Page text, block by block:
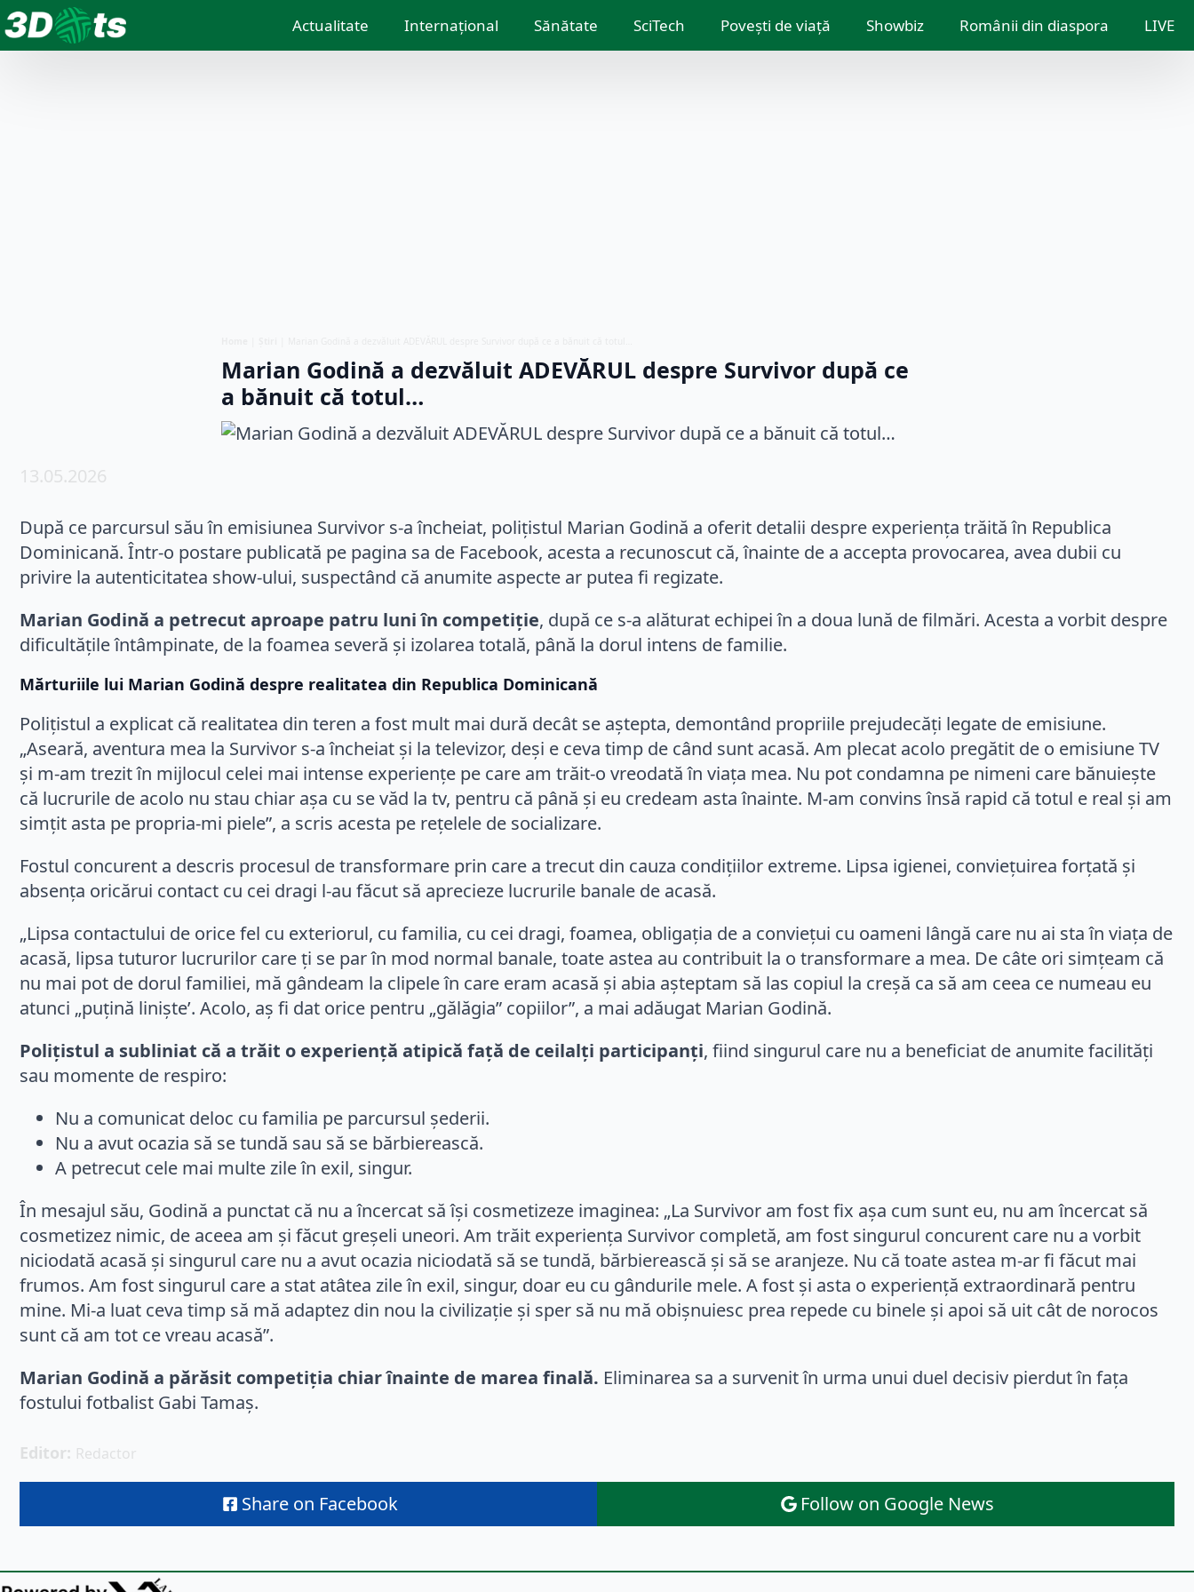
Actualitate Internațional Sănătate SciTech Povești de viață Showbiz Românii din diaspora LIVE
Marian Godină a dezvăluit ADEVĂRUL despre Survivor după ce
a bănuit că totul…
13.05.2026
După ce parcursul său în emisiunea Survivor s-a încheiat, polițistul Marian Godină a oferit detalii despre experiența trăită în Republica
Dominicană. Într-o postare publicată pe pagina sa de Facebook, acesta a recunoscut că, înainte de a accepta provocarea, avea dubii cu
privire la autenticitatea show-ului, suspectând că anumite aspecte ar putea fi regizate.
Marian Godină a petrecut aproape patru luni în competiție, după ce s-a alăturat echipei în a doua lună de filmări. Acesta a vorbit despre
dificultățile întâmpinate, de la foamea severă și izolarea totală, până la dorul intens de familie.
Mărturiile lui Marian Godină despre realitatea din Republica Dominicană
Polițistul a explicat că realitatea din teren a fost mult mai dură decât se aștepta, demontând propriile prejudecăți legate de emisiune.
„Aseară, aventura mea la Survivor s-a încheiat și la televizor, deși e ceva timp de când sunt acasă. Am plecat acolo pregătit de o emisiune TV
și m-am trezit în mijlocul celei mai intense experiențe pe care am trăit-o vreodată în viața mea. Nu pot condamna pe nimeni care bănuiește
că lucrurile de acolo nu stau chiar așa cu se văd la tv, pentru că până și eu credeam asta înainte. M-am convins însă rapid că totul e real și am
simțit asta pe propria-mi piele”, a scris acesta pe rețelele de socializare.
Fostul concurent a descris procesul de transformare prin care a trecut din cauza condițiilor extreme. Lipsa igienei, conviețuirea forțată și
absența oricărui contact cu cei dragi l-au făcut să aprecieze lucrurile banale de acasă.
„Lipsa contactului de orice fel cu exteriorul, cu familia, cu cei dragi, foamea, obligația de a conviețui cu oameni lângă care nu ai sta în viața de
acasă, lipsa tuturor lucrurilor care ți se par în mod normal banale, toate astea au contribuit la o transformare a mea. De câte ori simțeam că
nu mai pot de dorul familiei, mă gândeam la clipele în care eram acasă și abia așteptam să las copiul la creșă ca să am ceea ce numeau eu
atunci „puțină liniște’. Acolo, aș fi dat orice pentru „gălăgia” copiilor”, a mai adăugat Marian Godină.
Polițistul a subliniat că a trăit o experiență atipică față de ceilalți participanți, fiind singurul care nu a beneficiat de anumite facilități
sau momente de respiro:
Nu a comunicat deloc cu familia pe parcursul șederii.
Nu a avut ocazia să se tundă sau să se bărbierească.
A petrecut cele mai multe zile în exil, singur.
În mesajul său, Godină a punctat că nu a încercat să își cosmetizeze imaginea: „La Survivor am fost fix așa cum sunt eu, nu am încercat să
cosmetizez nimic, de aceea am și făcut greșeli uneori. Am trăit experiența Survivor completă, am fost singurul concurent care nu a vorbit
niciodată acasă și singurul care nu a avut ocazia niciodată să se tundă, bărbierească și să se aranjeze. Nu că toate astea m-ar fi făcut mai
frumos. Am fost singurul care a stat atâtea zile în exil, singur, doar eu cu gândurile mele. A fost și asta o experiență extraordinară pentru
mine. Mi-a luat ceva timp să mă adaptez din nou la civilizație și sper să nu mă obișnuiesc prea repede cu binele și apoi să uit cât de norocos
sunt că am tot ce vreau acasă”.
Marian Godină a părăsit competiția chiar înainte de marea finală. Eliminarea sa a survenit în urma unui duel decisiv pierdut în fața
fostului fotbalist Gabi Tamaș.
Editor: Redactor
Share on Facebook Follow on Google News